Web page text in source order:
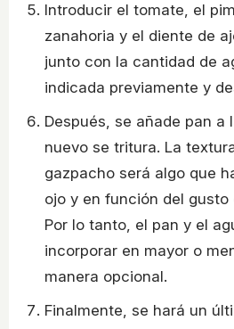
Introducir el tomate, el
zanahoria y el diente de
junto con la cantidad de
indicada previamente y
Después, se añade pan a
nuevo se tritura. La
gazpacho será algo que
ojo y en función del gusto
Por lo tanto, el pan y el
incorporar en mayor o
manera opcional.
Finalmente, se hará un